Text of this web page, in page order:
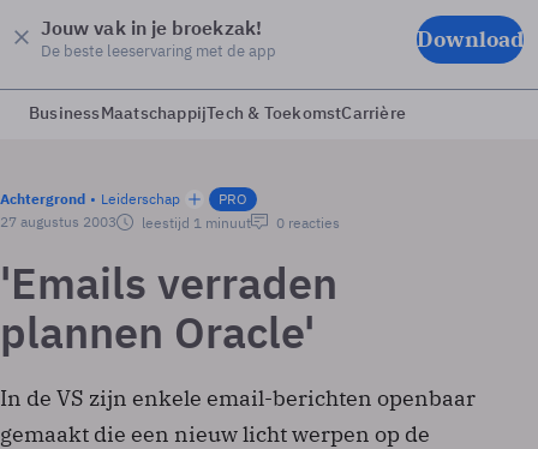
Jouw vak in je broekzak!
De beste leeservaring met de app Download
BusinessMaatschappijTech & ToekomstCarrière
Achtergrond Leiderschap
PRO
27 augustus 2003
leestijd 1 minuut 0 reacties
'Emails verraden
plannen Oracle'
In de VS zijn enkele email-berichten openbaar
gemaakt die een nieuw licht werpen op de